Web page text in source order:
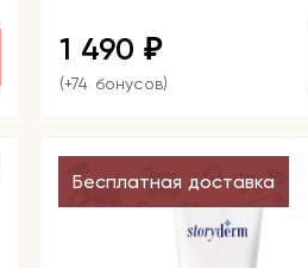
1 490 ₽
(+74 бонусов)
Бесплатная доставка